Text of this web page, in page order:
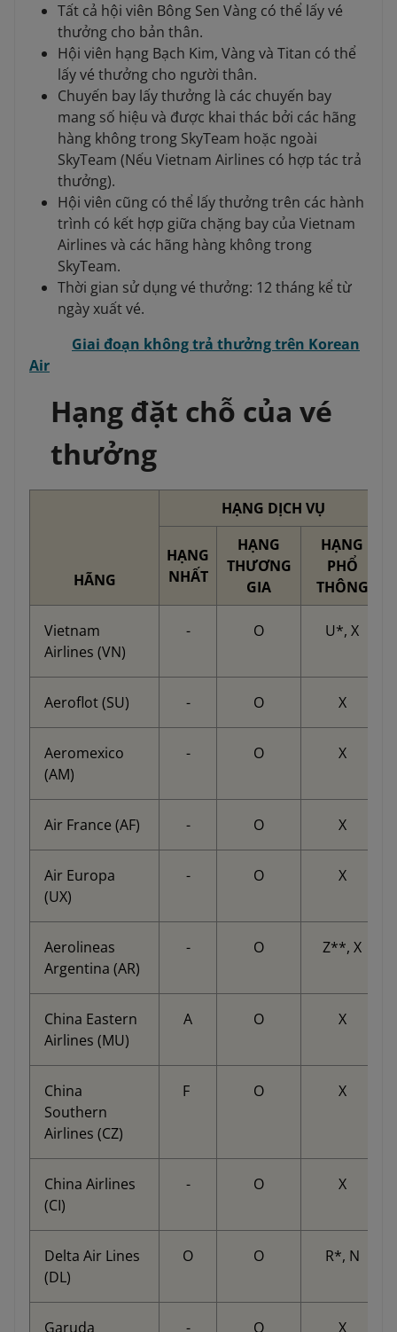
Tất cả hội viên Bông Sen Vàng có thể lấy vé
thưởng cho bản thân.
Hội viên hạng Bạch Kim, Vàng và Titan có thể
lấy vé thưởng cho người thân.
Chuyến bay lấy thưởng là các chuyến bay
mang số hiệu và được khai thác bởi các hãng
hàng không trong SkyTeam hoặc ngoài
SkyTeam (Nếu Vietnam Airlines có hợp tác trả
thưởng).
Hội viên cũng có thể lấy thưởng trên các hành
trình có kết hợp giữa chặng bay của Vietnam
Airlines và các hãng hàng không trong
SkyTeam.
Thời gian sử dụng vé thưởng: 12 tháng kể từ
ngày xuất vé.
Giai đoạn không trả thưởng trên Korean
Air
Hạng đặt chỗ của vé
thưởng
HÃNG
HẠNG DỊCH VỤ
HẠNG
NHẤT
HẠNG
THƯƠNG
GIA
HẠNG
PHỔ
THÔNG
Vietnam
Airlines (VN)
- O U*, X
Aeroflot (SU) - O X
Aeromexico
(AM)
- O X
Air France (AF) - O X
Air Europa
(UX)
- O X
Aerolineas
Argentina (AR)
- O Z**, X
China Eastern
Airlines (MU)
A O X
China
Southern
Airlines (CZ)
F O X
China Airlines
(CI)
- O X
Delta Air Lines
(DL)
O O R*, N
Garuda - O X